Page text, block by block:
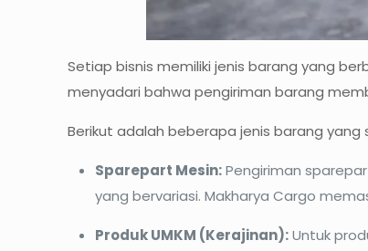
Setiap bisnis memiliki jenis barang yang
menyadari bahwa pengiriman barang
Berikut adalah beberapa jenis barang yang
Sparepart Mesin:Pengiriman
yang bervariasi. Makharya Cargo
Produk UMKM (Kerajinan):Untuk